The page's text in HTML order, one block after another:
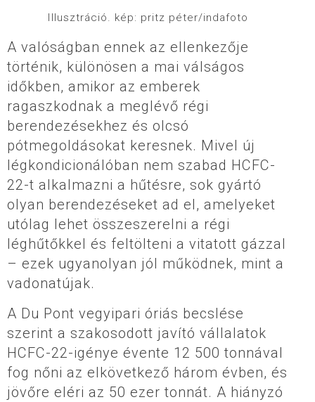
Illusztráció. kép: pritz péter/indafoto
A valóságban ennek az ellenkezője
történik, különösen a mai válságos
időkben, amikor az emberek
ragaszkodnak a meglévő régi
berendezésekhez és olcsó
pótmegoldásokat keresnek. Mivel új
légkondicionálóban nem szabad HCFC-
22-t alkalmazni a hűtésre, sok gyártó
olyan berendezéseket ad el, amelyeket
utólag lehet összeszerelni a régi
léghűtőkkel és feltölteni a vitatott gázzal
– ezek ugyanolyan jól működnek, mint a
vadonatújak.
A Du Pont vegyipari óriás becslése
szerint a szakosodott javító vállalatok
HCFC-22-igénye évente 12 500 tonnával
fog nőni az elkövetkező három évben, és
jövőre eléri az 50 ezer tonnát. A hiányzó